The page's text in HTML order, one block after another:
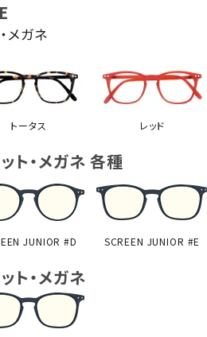
メガネ
トータス レッド
ト・メガネ 各種
JUNIOR #D SCREEN JUNIOR #E
ト・メガネ